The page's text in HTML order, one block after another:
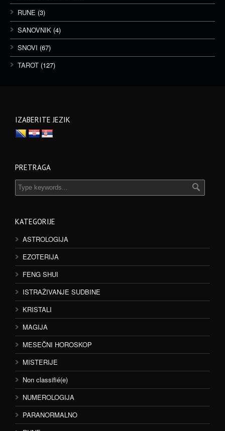
RUNE (3)
SANOVNIK (4)
SNOVI (67)
TAROT (127)
IZABERITE JEZIK
PRETRAGA
KATEGORIJE
ASTROLOGIJA
EZOTERIJA
FENG SHUI
ISTRAŽIVANJE SUDBINE
KRISTALI
MAGIJA
MESEČNI HOROSKOP
MISTERIJE
Non classifié(e)
NUMEROLOGIJA
PARANORMALNO